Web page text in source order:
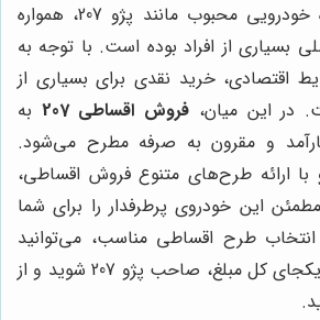
خرید خودرو، به ویژه خودرویی محبوب مانند پژو 207، همواره
بسیاری از افراد بوده است. با توجه به
اقتصادی، خرید نقدی برای بسیاری از
در این میان، فروش اقساطی 207
به
و مقرون به صرفه مطرح می‌شود.
با ارائه طرح‌های متنوع فروش اقساطی،
این خودروی پرطرفدار را برای شما
طرح اقساطی مناسب، می‌توانید
بدون نیاز به پرداخت یکجای کل مبلغ، صاحب پژو 207 شوید و از